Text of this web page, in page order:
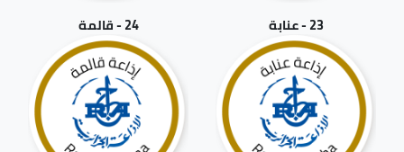
23 - عنابة 24 - قالمة